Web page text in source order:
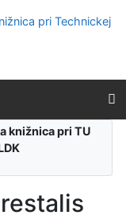
knižnica pri TU